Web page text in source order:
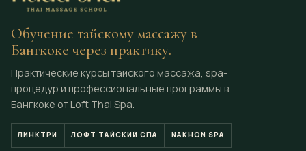
Обучение тайскому массажу в
Бангкоке через практику.
Практические курсы тайского массажа, spa-
процедур и профессиональные программы в
Бангкоке от Loft Thai Spa.
ЛИНКТРИ ЛОФТ ТАЙСКИЙ СПА NAKHON SPA